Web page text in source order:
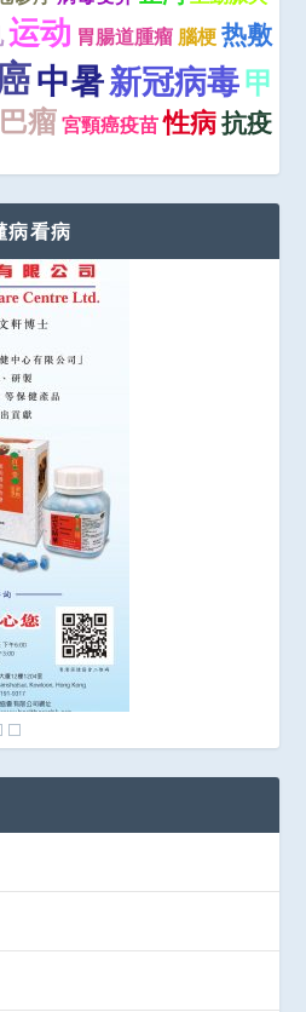
运动 胃腸道腫瘤 腦梗 热敷
中暑新冠病毒甲
瘤 宮頸癌疫苗 性病抗疫
病看病